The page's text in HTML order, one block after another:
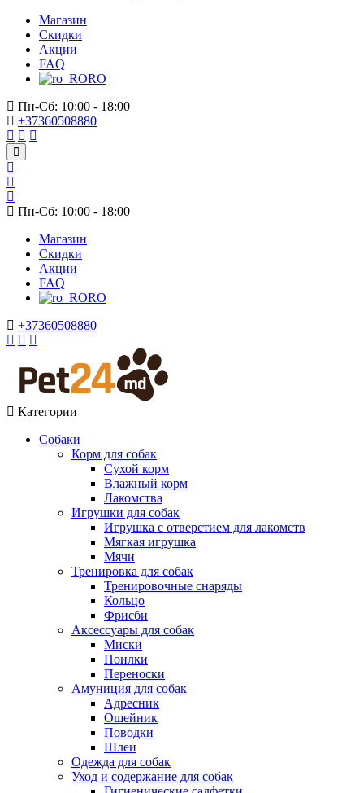
Магазин
Скидки
Акции
FAQ
RO
Пн-Сб: 10:00 - 18:00
+37360508880
Пн-Сб: 10:00 - 18:00
Магазин
Скидки
Акции
FAQ
RO
+37360508880
Категории
Собаки
Корм для собак
Сухой корм
Влажный корм
Лакомства
Игрушки для собак
Игрушка с отверстием для лакомств
Мягкая игрушка
Мячи
Тренировка для собак
Тренировочные снаряды
Кольцо
Фрисби
Аксессуары для собак
Миски
Поилки
Переноски
Амуниция для собак
Адресник
Ошейник
Поводки
Шлеи
Одежда для собак
Уход и содержание для собак